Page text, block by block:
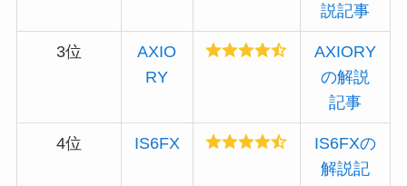
説記事
3位
AXIO
RY
AXIORY
の解説
記事
4位 IS6FX
IS6FXの
解説記